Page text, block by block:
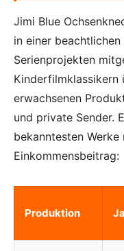
Jimi Blue
in einer
Serienprojekten
Kinderfilmklassikern
erwachsenen
und private Sender.
bekanntesten
Einkommensbeitrag:
Produktion